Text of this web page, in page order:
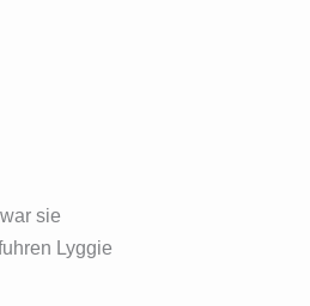
sie
Lyggie